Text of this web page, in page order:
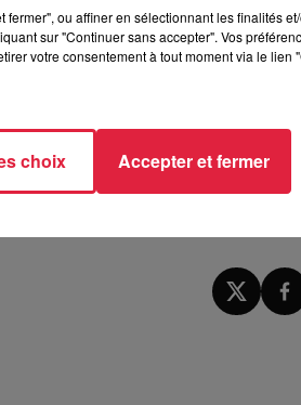
plainte. Cela porterait le nombre
qui figure dans le lien ci-
ou affiner en sélectionnant les finalités
sur "Continuer sans accepter". Vos
votre consentement à tout moment via le lien
choix Accepter et fermer